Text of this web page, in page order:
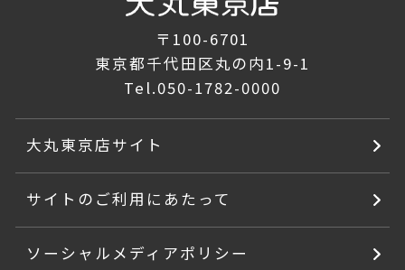
〒100-6701
東京都千代田区丸の内1-9-1
Tel.050-1782-0000
大丸東京店サイト
サイトのご利用にあたって
ソーシャルメディアポリシー